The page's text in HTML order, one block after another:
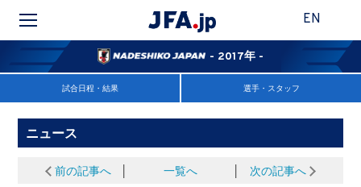
EN
- 2017年 -
試合日程・結果 選手・スタッフ
ニュース
前の記事へ 一覧へ 次の記事へ